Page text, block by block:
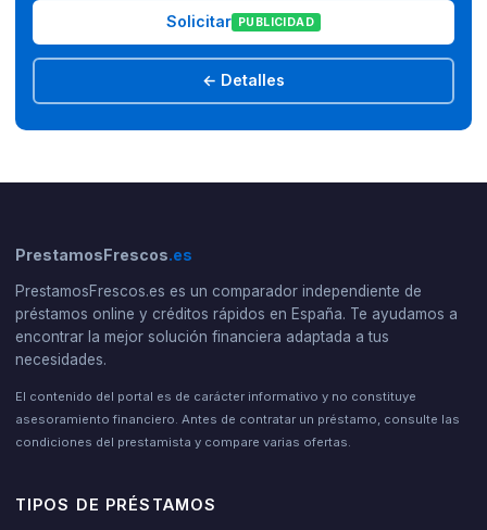
Solicitar PUBLICIDAD
← Detalles
PrestamosFrescos.es
PrestamosFrescos.es es un comparador independiente de
préstamos online y créditos rápidos en España. Te ayudamos a
encontrar la mejor solución financiera adaptada a tus
necesidades.
El contenido del portal es de carácter informativo y no constituye
asesoramiento financiero. Antes de contratar un préstamo, consulte las
condiciones del prestamista y compare varias ofertas.
TIPOS DE PRÉSTAMOS